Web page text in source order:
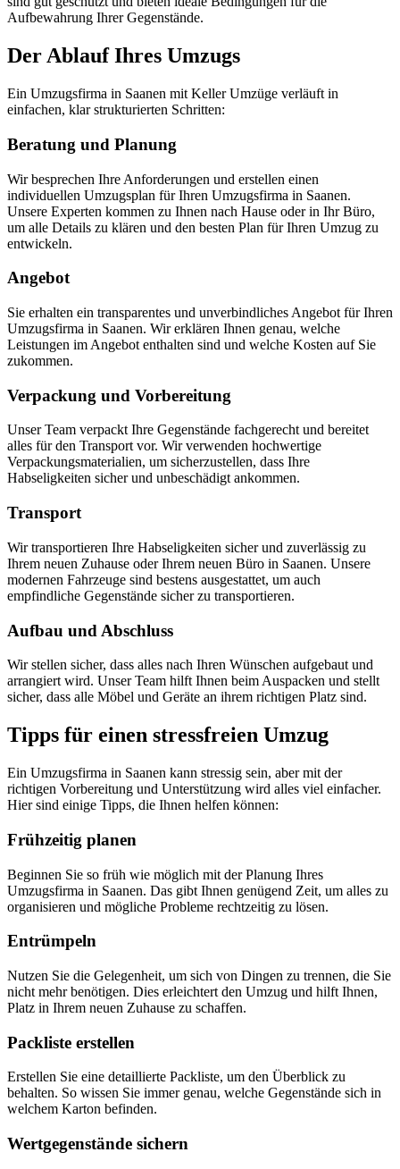
Aufbewahrung Ihrer Gegenstände.
Der Ablauf Ihres Umzugs
Ein Umzugsfirma in Saanen mit Keller Umzüge verläuft in
einfachen, klar strukturierten Schritten:
Beratung und Planung
Wir besprechen Ihre Anforderungen und erstellen einen
individuellen Umzugsplan für Ihren Umzugsfirma in Saanen.
Unsere Experten kommen zu Ihnen nach Hause oder in Ihr Büro,
um alle Details zu klären und den besten Plan für Ihren Umzug zu
entwickeln.
Angebot
Sie erhalten ein transparentes und unverbindliches Angebot für Ihren
Umzugsfirma in Saanen. Wir erklären Ihnen genau, welche
Leistungen im Angebot enthalten sind und welche Kosten auf Sie
zukommen.
Verpackung und Vorbereitung
Unser Team verpackt Ihre Gegenstände fachgerecht und bereitet
alles für den Transport vor. Wir verwenden hochwertige
Verpackungsmaterialien, um sicherzustellen, dass Ihre
Habseligkeiten sicher und unbeschädigt ankommen.
Transport
Wir transportieren Ihre Habseligkeiten sicher und zuverlässig zu
Ihrem neuen Zuhause oder Ihrem neuen Büro in Saanen. Unsere
modernen Fahrzeuge sind bestens ausgestattet, um auch
empfindliche Gegenstände sicher zu transportieren.
Aufbau und Abschluss
Wir stellen sicher, dass alles nach Ihren Wünschen aufgebaut und
arrangiert wird. Unser Team hilft Ihnen beim Auspacken und stellt
sicher, dass alle Möbel und Geräte an ihrem richtigen Platz sind.
Tipps für einen stressfreien Umzug
Ein Umzugsfirma in Saanen kann stressig sein, aber mit der
richtigen Vorbereitung und Unterstützung wird alles viel einfacher.
Hier sind einige Tipps, die Ihnen helfen können:
Frühzeitig planen
Beginnen Sie so früh wie möglich mit der Planung Ihres
Umzugsfirma in Saanen. Das gibt Ihnen genügend Zeit, um alles zu
organisieren und mögliche Probleme rechtzeitig zu lösen.
Entrümpeln
Nutzen Sie die Gelegenheit, um sich von Dingen zu trennen, die Sie
nicht mehr benötigen. Dies erleichtert den Umzug und hilft Ihnen,
Platz in Ihrem neuen Zuhause zu schaffen.
Packliste erstellen
Erstellen Sie eine detaillierte Packliste, um den Überblick zu
behalten. So wissen Sie immer genau, welche Gegenstände sich in
welchem Karton befinden.
Wertgegenstände sichern